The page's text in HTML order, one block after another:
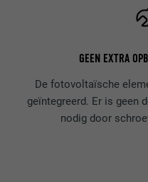
GEEN EXTRA
De fotovoltaïsche
geïntegreerd. Er is geen
nodig door